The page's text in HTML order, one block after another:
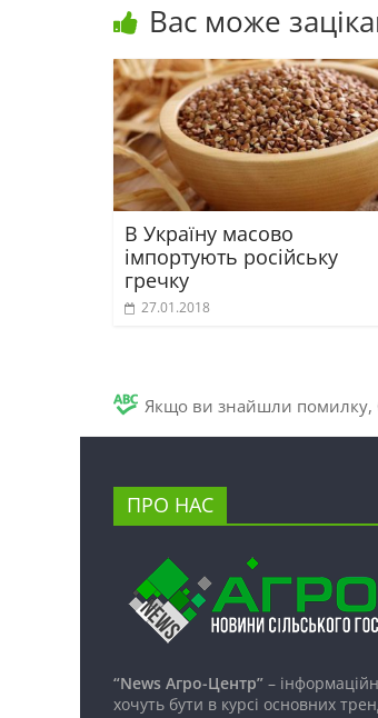
Вас може
В Україну масово
імпортують російську
гречку
27.01.2018
Якщо ви знайшли помилку,
ПРО НАС
“News Агро-Центр” –
хочуть бути в курсі основних